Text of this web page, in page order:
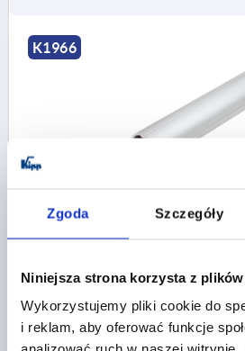
Zgoda Szczegóły
Niniejsza strona korzysta z
Wykorzystujemy pliki cookie do
i reklam, aby oferować funkcje
K1966
ANODISED
B1=22
B2=2 DIAMETER=30
PLN98.60